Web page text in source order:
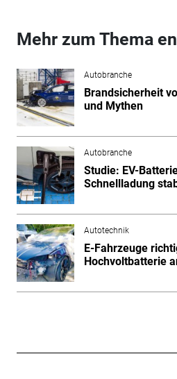
Mehr zum Thema
Autobranche
Brandsicherheit
und Mythen
Autobranche
Studie: EV-
Schnellladung
Autotechnik
E-Fahrzeuge
Hochvoltbatterie